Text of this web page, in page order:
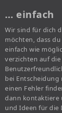
… einfach
Wir sind für dich
möchten, dass
einfach wie
verzichten auf
bei Entscheidung
einen Fehler
dann kontaktiere
und Ideen für die